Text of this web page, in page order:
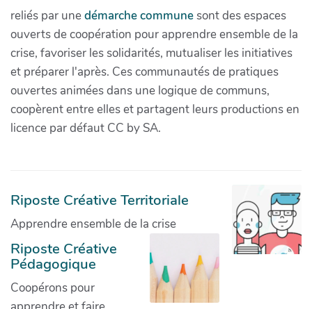
reliés par unedémarche communesont des espaces
ouverts de coopération pour apprendre ensemble de la
crise, favoriser les solidarités, mutualiser les initiatives
et préparer l'après. Ces communautés de pratiques
ouvertes animées dans une logique de communs,
coopèrent entre elles et partagent leurs productions en
licence par défaut CC by SA.
Riposte Créative Territoriale
Apprendre ensemble de la crise
Riposte Créative
Pédagogique
Coopérons pour